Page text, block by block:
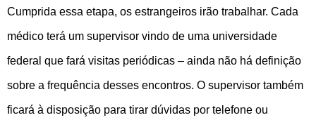
Cumprida essa etapa, os estrangeiros irão trabalhar. Cada
médico terá um supervisor vindo de uma universidade
federal que fará visitas periódicas – ainda não há definição
sobre a frequência desses encontros. O supervisor também
ficará à disposição para tirar dúvidas por telefone ou